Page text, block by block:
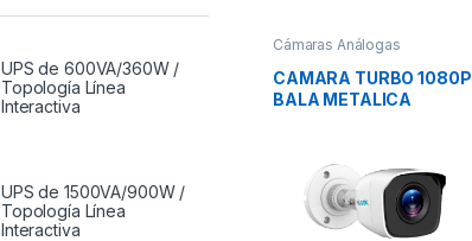
Cámaras Análogas
CAMARA TURBO 1080P
BALA METALICA
UPS de 600VA/360W /
Topología Línea
Interactiva
UPS de 1500VA/900W /
Topología Línea
Interactiva